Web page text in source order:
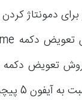
برای دمونتاژ
5 پیچیده‌تر است.